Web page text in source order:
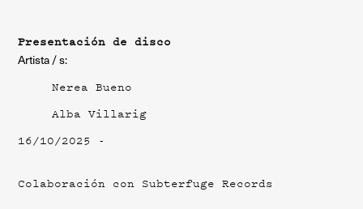
Presentación de disco
Artista / s:
Nerea Bueno
Alba Villarig
16/10/2025 -
Colaboración con Subterfuge Records